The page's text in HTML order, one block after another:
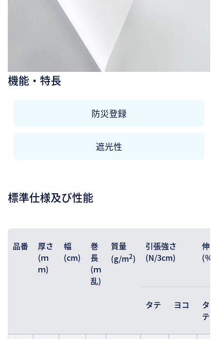
機能・特長
防災登録
遮光性
標準仕様及び性能
品番
厚さ
(ｍ
ｍ)
幅
(cm)
巻
長
(ｍ
乱)
質量
(g/m2)
引張強さ
(N/3cm)
伸度
(％)
タテ ヨコ
タ
テ